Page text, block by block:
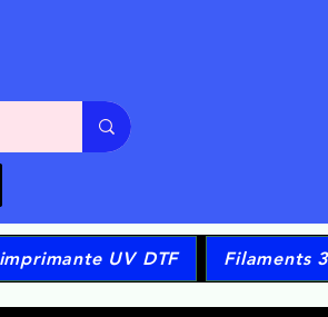
imprimante UV DTF Filaments